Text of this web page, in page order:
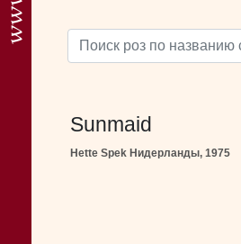
Sunmaid
Hette Spek Нидерланды, 1975